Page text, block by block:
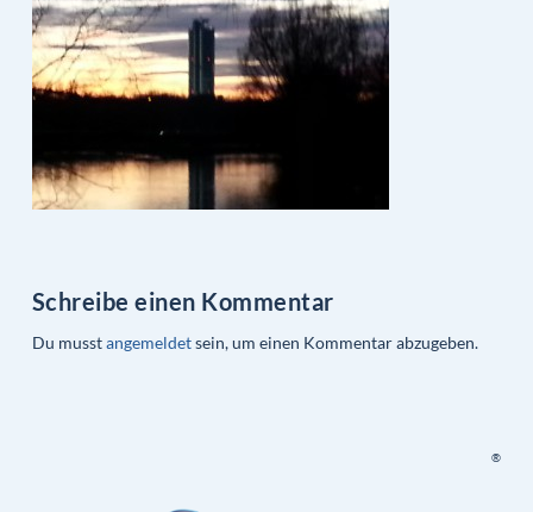
Schreibe einen Kommentar
Du musstangemeldetsein, um einen Kommentar abzugeben.
®